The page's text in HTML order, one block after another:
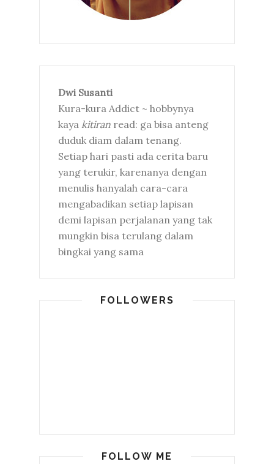
Dwi Susanti
Kura-kura Addict ~ hobbynya
kaya kitiran read: ga bisa anteng
duduk diam dalam tenang.
Setiap hari pasti ada cerita baru
yang terukir, karenanya dengan
menulis hanyalah cara-cara
mengabadikan setiap lapisan
demi lapisan perjalanan yang tak
mungkin bisa terulang dalam
bingkai yang sama
FOLLOWERS
FOLLOW ME